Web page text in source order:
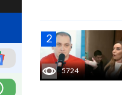
5724